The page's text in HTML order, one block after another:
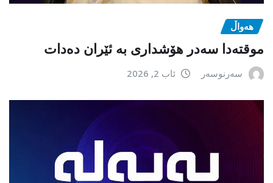
هەواڵ
موقتەدا سەدر هۆشداری بە ئێران دەدات
سەرنوسەر ئاب 2, 2026